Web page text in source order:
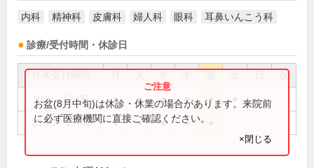
内科 精神科 皮膚科 婦人科 眼科 耳鼻いんこう科
診療/受付時間・休診日
祝
9:00～12:00 ● ● ● ● ●
13:30～17:00 ● ● ● ●
お盆(8月中旬)は休診・休業の場合があります。来院前
に必ず医療機関に直接ご確認ください。
×閉じる